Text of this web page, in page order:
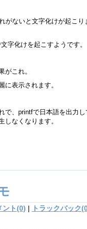
がないと文字化けが起こり
字化けを起こすようです。
がこれ。
に表示されます。
で、printfで日本語を出力
しなくなります。
ント(0) | トラックバック